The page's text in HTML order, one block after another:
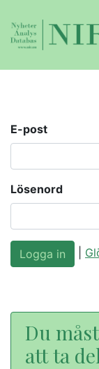
E-post
Lösenord
Du
att ta